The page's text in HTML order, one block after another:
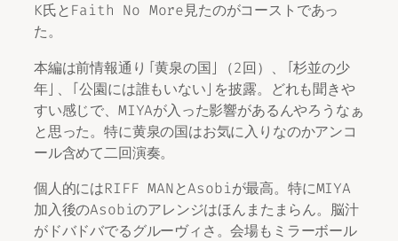
K氏とFaith No More見たのがコーストであっ
た。
本編は前情報通り「黄泉の国」（2回）、「杉並の少
年」、「公園には誰もいない」を披露。どれも聞きや
すい感じで、MIYAが入った影響があるんやろうなぁ
と思った。特に黄泉の国はお気に入りなのかアンコ
ール含めて二回演奏。
個人的にはRIFF MANとAsobiが最高。特にMIYA
加入後のAsobiのアレンジはほんまたまらん。脳汁
がドバドバでるグルーヴィさ。会場もミラーボール